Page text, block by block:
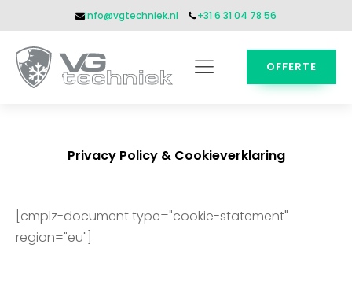
info@vgtechniek.nl +31 6 31 04 78 56
OFFERTE
Privacy Policy & Cookieverklaring
[cmplz-document type="cookie-statement"
region="eu"]